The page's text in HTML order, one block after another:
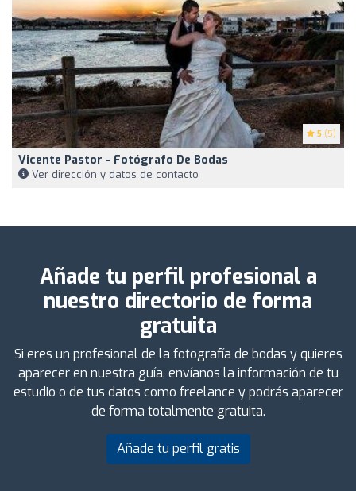
5 (5)
Vicente Pastor - Fotógrafo De Bodas
Ver dirección y datos de contacto
Añade tu perfil profesional a
nuestro directorio de forma
gratuita
Si eres un profesional de la fotografía de bodas y quieres
aparecer en nuestra guía, envíanos la información de tu
estudio o de tus datos como freelance y podrás aparecer
de forma totalmente gratuita.
Añade tu perfil gratis